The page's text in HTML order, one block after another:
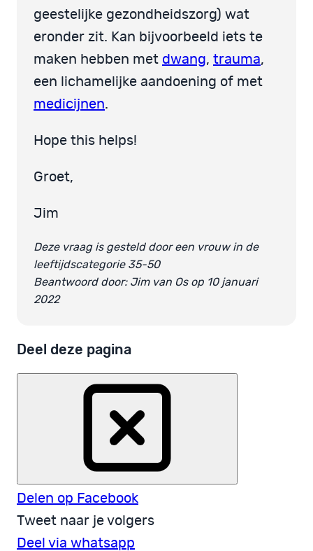
geestelijke gezondheidszorg) wat
eronder zit. Kan bijvoorbeeld iets te
maken hebben met dwang, trauma,
een lichamelijke aandoening of met
medicijnen.
Hope this helps!
Groet,
Jim
Deze vraag is gesteld door een vrouw in de
leeftijdscategorie 35-50
Beantwoord door: Jim van Os op 10 januari
2022
Deel deze pagina
Delen op Facebook
Tweet naar je volgers
Deel via whatsapp